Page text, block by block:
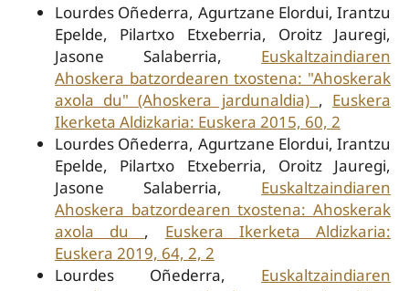
Lourdes Oñederra, Agurtzane Elordui, Irantzu
Epelde, Pilartxo Etxeberria, Oroitz Jauregi,
Jasone Salaberria, Euskaltzaindiaren
Ahoskera batzordearen txostena: "Ahoskerak
axola du" (Ahoskera jardunaldia) , Euskera
Ikerketa Aldizkaria: Euskera 2015, 60, 2
Lourdes Oñederra, Agurtzane Elordui, Irantzu
Epelde, Pilartxo Etxeberria, Oroitz Jauregi,
Jasone Salaberria, Euskaltzaindiaren
Ahoskera batzordearen txostena: Ahoskerak
axola du , Euskera Ikerketa Aldizkaria:
Euskera 2019, 64, 2, 2
Lourdes Oñederra, Euskaltzaindiaren